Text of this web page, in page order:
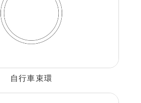
消費電子類擠型
通用規格鋁擠型
衛浴五金鋁擠型
自行車束環